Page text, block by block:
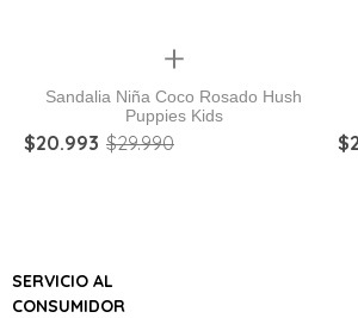
Quickview
Sandalia Niña Coco Rosado Hush
Puppies Kids
$20.993 $29.990 $
SERVICIO AL
CONSUMIDOR